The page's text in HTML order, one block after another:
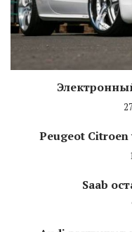
Peugeot Citroen
Saab